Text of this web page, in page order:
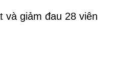
và giảm đau 28 viên